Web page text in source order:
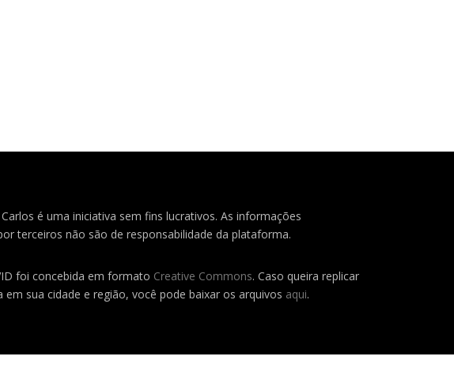
é uma iniciativa sem fins lucrativos. As informações
terceiros não são de responsabilidade da plataforma.
foi concebida em formato Creative Commons. Caso queira replicar
em sua cidade e região, você pode baixar os arquivos aqui.